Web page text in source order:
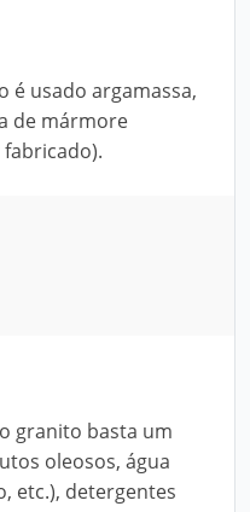
é usado argamassa,
de mármore
granito basta um
oleosos, água
etc.), detergentes